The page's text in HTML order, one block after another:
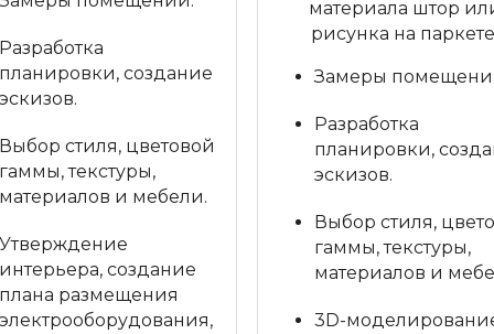
Разработка
планировки, создание
эскизов.
Выбор стиля, цветовой
гаммы, текстуры,
материалов и мебели.
Утверждение
интерьера, создание
плана размещения
электрооборудования,
материала штор
рисунка на
Замеры
Разработка
планировки,
эскизов.
Выбор стиля,
гаммы, текстуры,
материалов и
3D-